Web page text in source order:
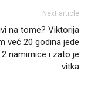
Next article
na tome? Viktorija
već 20 godina jede
namirnice i zato je
vitka